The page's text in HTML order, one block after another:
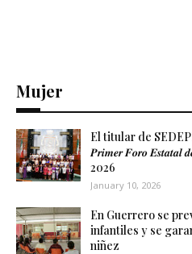
Mujer
El titular de
𝑷𝒓𝒊𝒎𝒆𝒓 𝑭𝒐𝒓𝒐 𝑬𝒔𝒕𝒂𝒕𝒂𝒍
2026
January 10, 2026
En Guerrero se
infantiles y se
niñez